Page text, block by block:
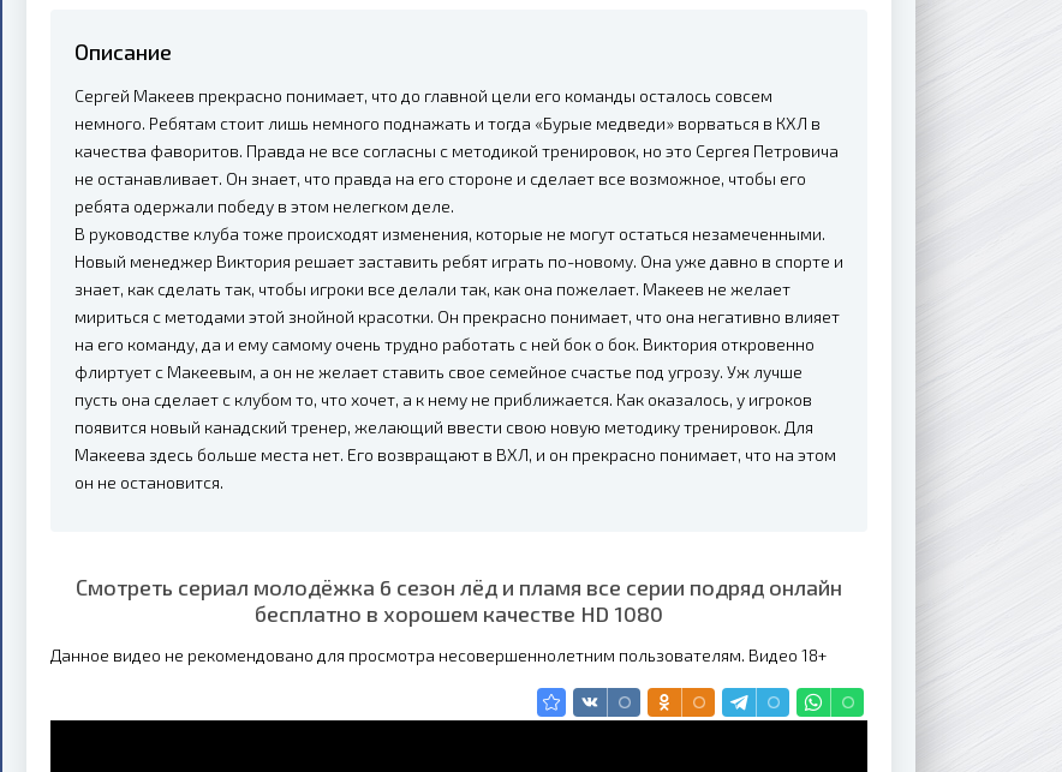
Описание
Сергей Макеев прекрасно понимает, что до главной цели его команды осталось совсем
немного. Ребятам стоит лишь немного поднажать и тогда «Бурые медведи» ворваться в КХЛ в
качества фаворитов. Правда не все согласны с методикой тренировок, но это Сергея Петровича
не останавливает. Он знает, что правда на его стороне и сделает все возможное, чтобы его
ребята одержали победу в этом нелегком деле.
В руководстве клуба тоже происходят изменения, которые не могут остаться незамеченными.
Новый менеджер Виктория решает заставить ребят играть по-новому. Она уже давно в спорте и
знает, как сделать так, чтобы игроки все делали так, как она пожелает. Макеев не желает
мириться с методами этой знойной красотки. Он прекрасно понимает, что она негативно влияет
на его команду, да и ему самому очень трудно работать с ней бок о бок. Виктория откровенно
флиртует с Макеевым, а он не желает ставить свое семейное счастье под угрозу. Уж лучше
пусть она сделает с клубом то, что хочет, а к нему не приближается. Как оказалось, у игроков
появится новый канадский тренер, желающий ввести свою новую методику тренировок. Для
Макеева здесь больше места нет. Его возвращают в ВХЛ, и он прекрасно понимает, что на этом
он не остановится.
Смотреть сериал молодёжка 6 сезон лёд и пламя все серии подряд онлайн
бесплатно в хорошем качестве HD 1080
Данное видео не рекомендовано для просмотра несовершеннолетним пользователям. Видео 18+